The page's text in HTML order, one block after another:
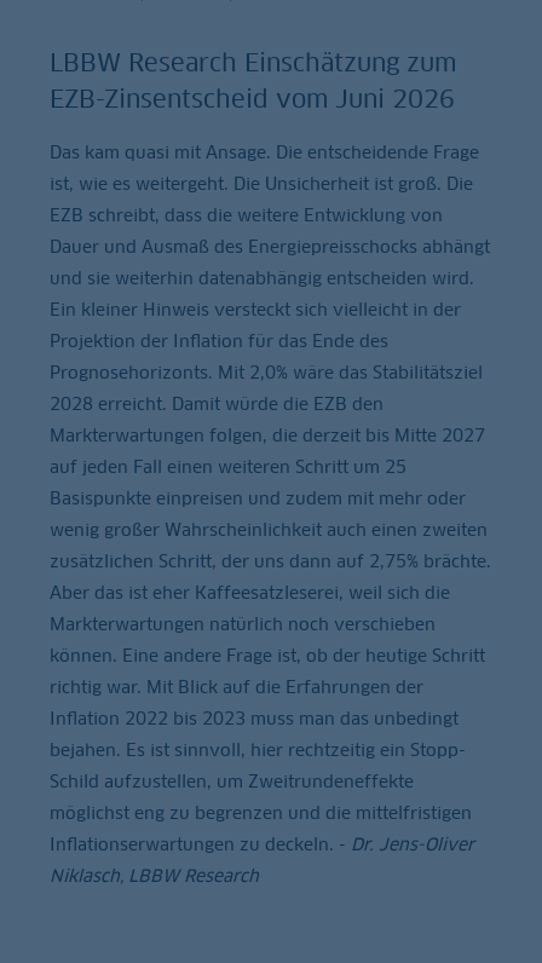
LBBW Research Einschätzung zum
EZB-Zinsentscheid vom Juni 2026
Das kam quasi mit Ansage. Die entscheidende Frage
ist, wie es weitergeht. Die Unsicherheit ist groß. Die
EZB schreibt, dass die weitere Entwicklung von
Dauer und Ausmaß des Energiepreisschocks abhängt
und sie weiterhin datenabhängig entscheiden wird.
Ein kleiner Hinweis versteckt sich vielleicht in der
Projektion der Inflation für das Ende des
Prognosehorizonts. Mit 2,0% wäre das Stabilitätsziel
2028 erreicht. Damit würde die EZB den
Markterwartungen folgen, die derzeit bis Mitte 2027
auf jeden Fall einen weiteren Schritt um 25
Basispunkte einpreisen und zudem mit mehr oder
wenig großer Wahrscheinlichkeit auch einen zweiten
zusätzlichen Schritt, der uns dann auf 2,75% brächte.
Aber das ist eher Kaffeesatzleserei, weil sich die
Markterwartungen natürlich noch verschieben
können. Eine andere Frage ist, ob der heutige Schritt
richtig war. Mit Blick auf die Erfahrungen der
Inflation 2022 bis 2023 muss man das unbedingt
bejahen. Es ist sinnvoll, hier rechtzeitig ein Stopp-
Schild aufzustellen, um Zweitrundeneffekte
möglichst eng zu begrenzen und die mittelfristigen
Inflationserwartungen zu deckeln. - Dr. Jens-Oliver
Niklasch, LBBW Research